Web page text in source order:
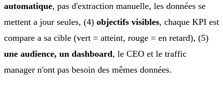
automatique, pas d'extraction manuelle, les données se
mettent a jour seules, (4) objectifs visibles, chaque KPI est
compare a sa cible (vert = atteint, rouge = en retard), (5)
une audience, un dashboard, le CEO et le traffic
manager n'ont pas besoin des mêmes données.